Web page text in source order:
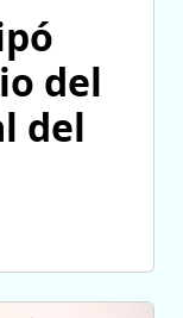
del
del